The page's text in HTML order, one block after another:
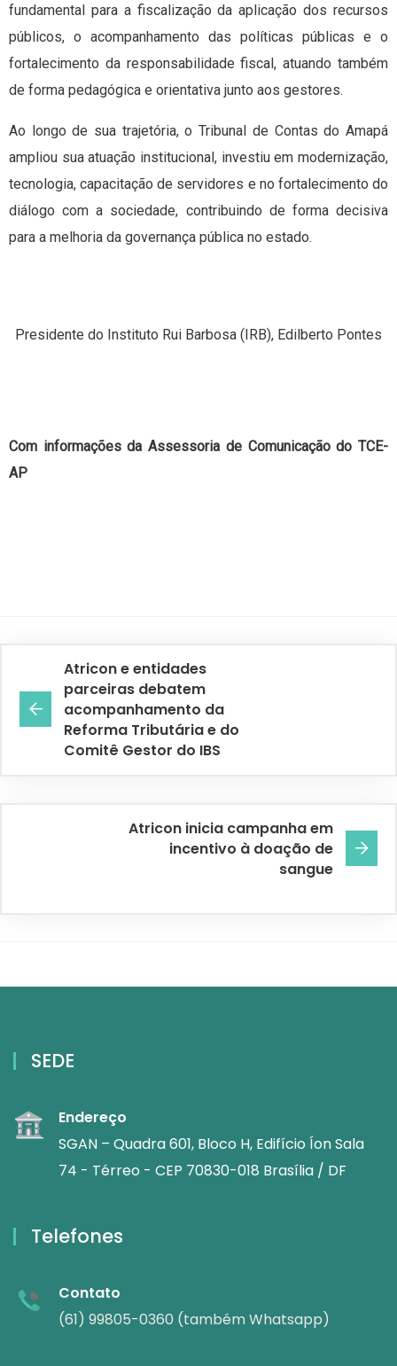
fundamental para a fiscalização da aplicação dos recursos
públicos, o acompanhamento das políticas públicas e o
fortalecimento da responsabilidade fiscal, atuando também
de forma pedagógica e orientativa junto aos gestores.
Ao longo de sua trajetória, o Tribunal de Contas do Amapá
ampliou sua atuação institucional, investiu em modernização,
tecnologia, capacitação de servidores e no fortalecimento do
diálogo com a sociedade, contribuindo de forma decisiva
para a melhoria da governança pública no estado.
Presidente do Instituto Rui Barbosa (IRB), Edilberto Pontes
Com informações da Assessoria de Comunicação do TCE-
AP
Atricon e entidades
parceiras debatem
acompanhamento da
Reforma Tributária e do
Comitê Gestor do IBS
Atricon inicia campanha em
incentivo à doação de
sangue
SEDE
Endereço
SGAN – Quadra 601, Bloco H, Edifício Íon Sala
74 - Térreo - CEP 70830-018 Brasília / DF
Telefones
Contato
(61) 99805-0360 (também Whatsapp)